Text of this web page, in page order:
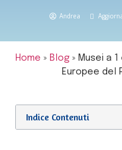
Andrea
Home » Blog » Musei a
Europee del
Indice Contenuti